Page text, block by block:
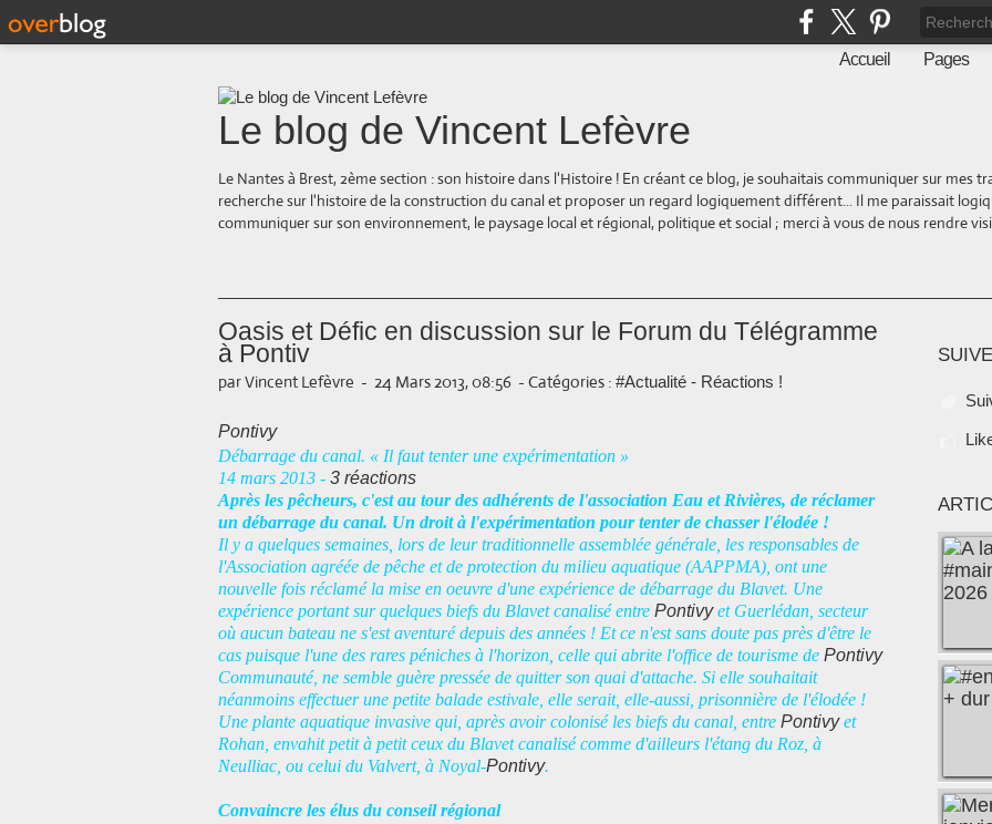
Accueil Pages
Le blog de Vincent Lefèvre
Le Nantes à Brest, 2ème section : son histoire dans l'Histoire ! En créant ce blog, je souhaitais communiquer sur mes
recherche sur l'histoire de la construction du canal et proposer un regard logiquement différent... Il me paraissait
communiquer sur son environnement, le paysage local et régional, politique et social ; merci à vous de nous rendre
Oasis et Défic en discussion sur le Forum du Télégramme
à Pontiv
par Vincent Lefèvre - 24 Mars 2013, 08:56 - Catégories : #Actualité - Réactions !
Pontivy
Débarrage du canal. « Il faut tenter une expérimentation »
14 mars 2013 - 3 réactions
Après les pêcheurs, c'est au tour des adhérents de l'association Eau et Rivières, de réclamer
un débarrage du canal. Un droit à l'expérimentation pour tenter de chasser l'élodée !
Il y a quelques semaines, lors de leur traditionnelle assemblée générale, les responsables de
l'Association agréée de pêche et de protection du milieu aquatique (AAPPMA), ont une
nouvelle fois réclamé la mise en oeuvre d'une expérience de débarrage du Blavet. Une
expérience portant sur quelques biefs du Blavet canalisé entre Pontivyet Guerlédan, secteur
où aucun bateau ne s'est aventuré depuis des années ! Et ce n'est sans doute pas près d'être le
cas puisque l'une des rares péniches à l'horizon, celle qui abrite l'office de tourisme de Pontivy
Communauté, ne semble guère pressée de quitter son quai d'attache. Si elle souhaitait
néanmoins effectuer une petite balade estivale, elle serait, elle-aussi, prisonnière de l'élodée !
Une plante aquatique invasive qui, après avoir colonisé les biefs du canal, entre Pontivyet
Rohan, envahit petit à petit ceux du Blavet canalisé comme d'ailleurs l'étang du Roz, à
Neulliac, ou celui du Valvert, à Noyal-Pontivy.
Convaincre les élus du conseil régional